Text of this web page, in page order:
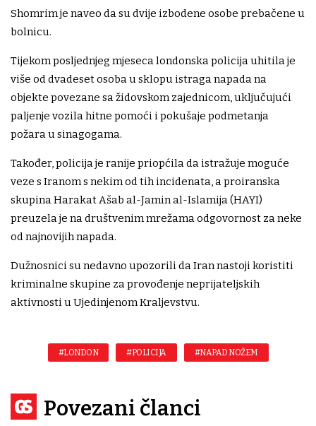
Shomrim je naveo da su dvije izbodene osobe prebačene u
bolnicu.
Tijekom posljednjeg mjeseca londonska policija uhitila je
više od dvadeset osoba u sklopu istraga napada na
objekte povezane sa židovskom zajednicom, uključujući
paljenje vozila hitne pomoći i pokušaje podmetanja
požara u sinagogama.
Također, policija je ranije priopćila da istražuje moguće
veze s Iranom s nekim od tih incidenata, a proiranska
skupina Harakat Ašab al-Jamin al-Islamija (HAYI)
preuzela je na društvenim mrežama odgovornost za neke
od najnovijih napada.
Dužnosnici su nedavno upozorili da Iran nastoji koristiti
kriminalne skupine za provođenje neprijateljskih
aktivnosti u Ujedinjenom Kraljevstvu.
#LONDON #POLICIJA #NAPAD NOŽEM
Povezani članci